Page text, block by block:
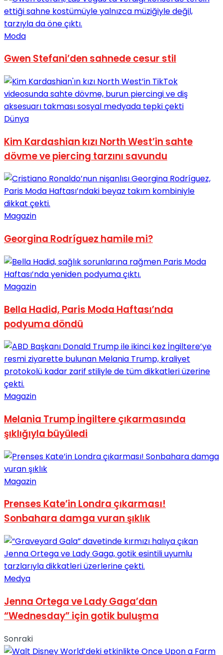
Moda
Gwen Stefani’den sahnede cesur stil
Dünya
Kim Kardashian kızı North West’in sahte
dövme ve piercing tarzını savundu
Magazin
Georgina Rodríguez hamile mi?
Magazin
Bella Hadid, Paris Moda Haftası’nda
podyuma döndü
Magazin
Melania Trump İngiltere çıkarmasında
şıklığıyla büyüledi
Magazin
Prenses Kate’in Londra çıkarması!
Sonbahara damga vuran şıklık
Medya
Jenna Ortega ve Lady Gaga’dan
“Wednesday” için gotik buluşma
Sonraki